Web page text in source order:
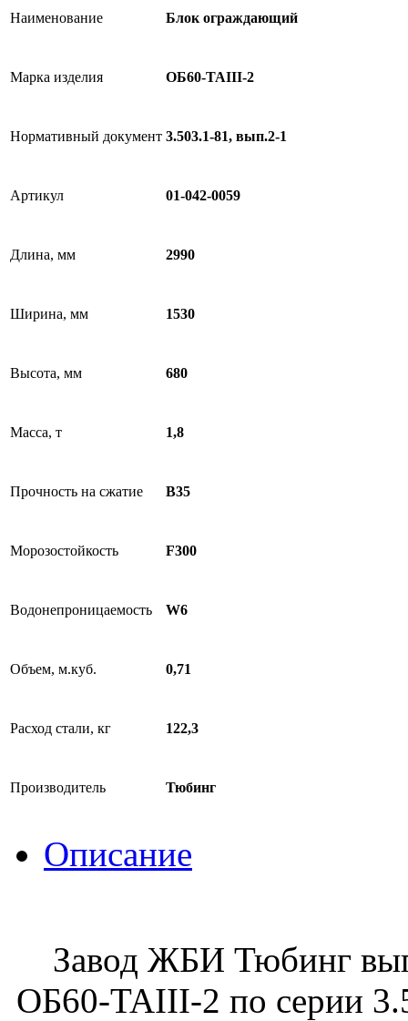
Наименование Блок ограждающий
Марка изделия ОБ60-TAIII-2
Нормативный документ 3.503.1-81, вып.2-1
Артикул 01-042-0059
Длина, мм 2990
Ширина, мм 1530
Высота, мм 680
Масса, т 1,8
Прочность на сжатие B35
Морозостойкость F300
Водонепроницаемость W6
Объем, м.куб. 0,71
Расход стали, кг 122,3
Производитель Тюбинг
Описание
Завод ЖБИ Тюбинг
ОБ60-TAIII-2 по серии